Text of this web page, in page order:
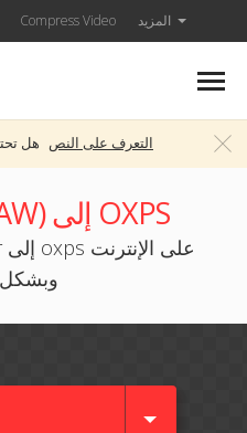
Compress Video المزيد
هل التعرف على النص
محول DCR (RAW) إلى OXPS